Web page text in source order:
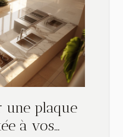
une plaque
à vos